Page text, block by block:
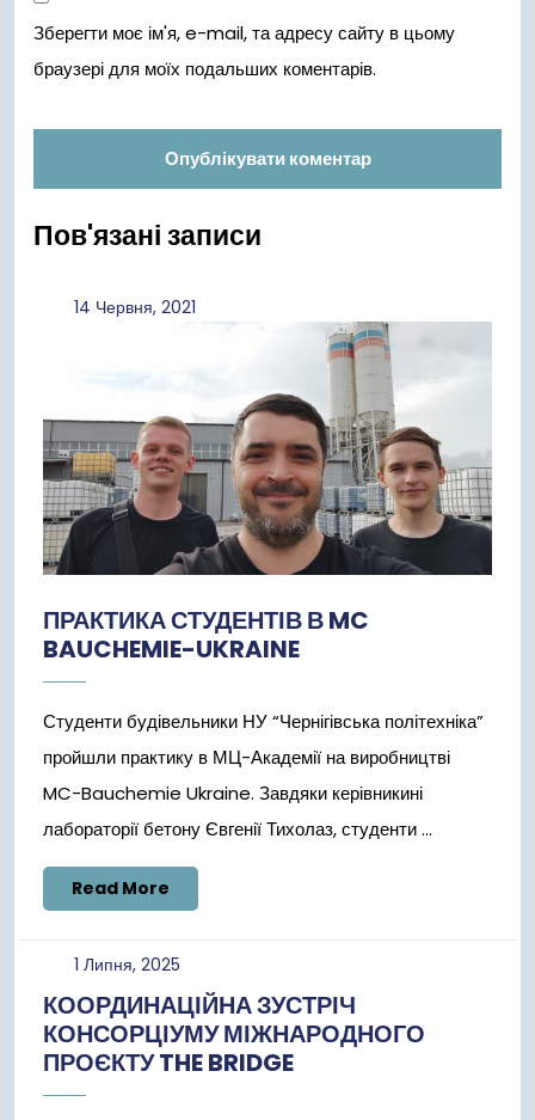
Зберегти моє ім'я, e-mail, та адресу сайту в цьому
браузері для моїх подальших коментарів.
Пов'язані записи
14 Червня, 202114
Червня,
ПРАКТИКА СТУДЕНТІВ В MC
BAUCHEMIE-UKRAINE
Студенти будівельники НУ “Чернігівська політехніка”
пройшли практику в МЦ-Академії на виробництві
MC-Bauchemie Ukraine. Завдяки керівникині
лабораторії бетону Євгенії Тихолаз, студенти ...
Read More
More
1 Липня, 20251
Липня,
2025
КООРДИНАЦІЙНА ЗУСТРІЧ
КОНСОРЦІУМУ МІЖНАРОДНОГО
ПРОЄКТУ THE BRIDGE